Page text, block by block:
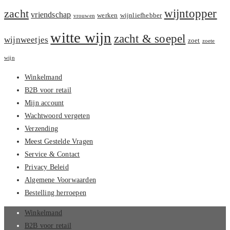
zacht vriendschap vrouwen werken wijnliefhebber wijntopper
wijnweetjes witte wijn zacht & soepel zoet zoete
wijn
Winkelmand
B2B voor retail
Mijn account
Wachtwoord vergeten
Verzending
Meest Gestelde Vragen
Service & Contact
Privacy Beleid
Algemene Voorwaarden
Bestelling herroepen
Winkelmand
B2B voor retail